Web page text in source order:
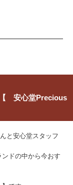
安心堂Precious
と安心堂スタッフ
ドの中から今おす